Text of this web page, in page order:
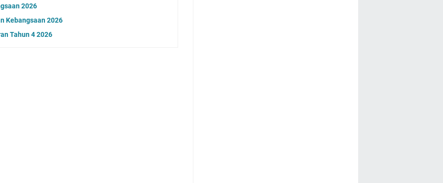
2026
Kebangsaan 2026
Tahun 4 2026